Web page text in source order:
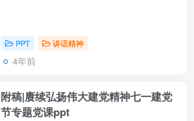
PPT 讲话精神
4年前
附稿|赓续弘扬伟大建党精神七一建党
节专题党课ppt